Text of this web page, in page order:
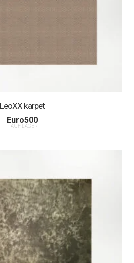
LeoXX karpet
Euro500
1 AUF LAGER